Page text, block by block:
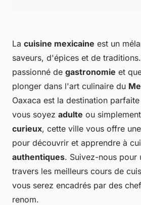
La cuisine mexicaine est un
saveurs, d'épices et de
passionné de gastronomie et
plonger dans l'art culinaire du
Oaxaca est la destination
vous soyez adulte ou
curieux, cette ville vous offre
pour découvrir et apprendre à
authentiques. Suivez-nous pour
travers les meilleurs cours de
vous serez encadrés par des
renom.